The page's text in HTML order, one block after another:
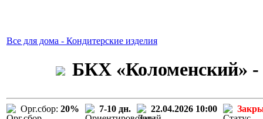
Все для дома - Кондитерские изделия
БКХ «Коломенский»
Орг.сбор: 20% 7-10 дн. 22.04.2026 10:00